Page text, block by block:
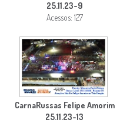
25.11.23-9
Acessos: 127
CarnaRussas Felipe Amorim
25.11.23-13